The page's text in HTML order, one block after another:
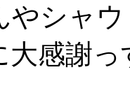
やシャ
感謝っ